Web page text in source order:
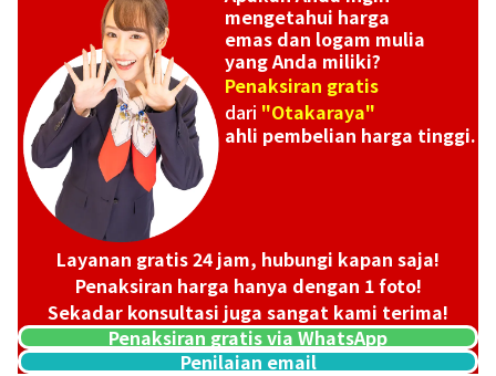
Platinum (Pt1000) Maple Leaf Coins 2 1/2 oz 2 1/4 oz
46,65g
Referensi Harga Buyback
Rp 67.697.547
mengetahui harga
emas dan logam mulia
yang Anda miliki?
Penaksiran gratis
dari "Otakaraya"
ahli pembelian harga tinggi.
Layanan gratis 24 jam, hubungi kapan saja!
Penaksiran harga hanya dengan 1 foto!
Sekadar konsultasi juga sangat kami terima!
Penaksiran gratis via WhatsApp
Penilaian email